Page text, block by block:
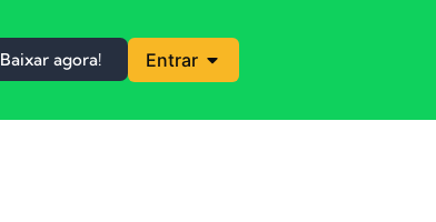
Baixar agora! Entrar